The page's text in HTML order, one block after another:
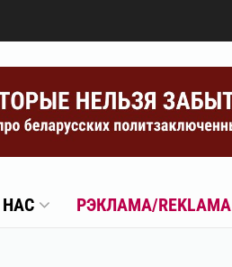
НАС РЭКЛАМА/REKLAMA